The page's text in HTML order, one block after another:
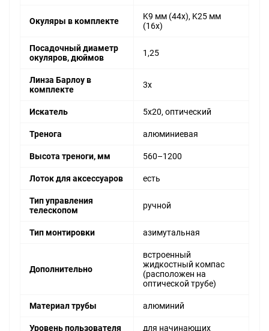
Окуляры в комплекте
K9 мм (44x), K25 мм
(16x)
Посадочный диаметр
окуляров, дюймов
1,25
Линза Барлоу в
комплекте
3x
Искатель 5х20, оптический
Тренога алюминиевая
Высота треноги, мм 560–1200
Лоток для аксессуаров есть
Тип управления
телескопом
ручной
Тип монтировки азимутальная
Дополнительно
встроенный
жидкостный компас
(расположен на
оптической трубе)
Материал трубы алюминий
Уровень пользователя для начинающих